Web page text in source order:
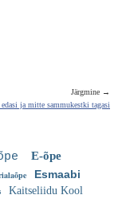
Järgmine →
ja mitte sammukestki tagasi
E-õpe
Esmaabi
Kaitseliidu Kool